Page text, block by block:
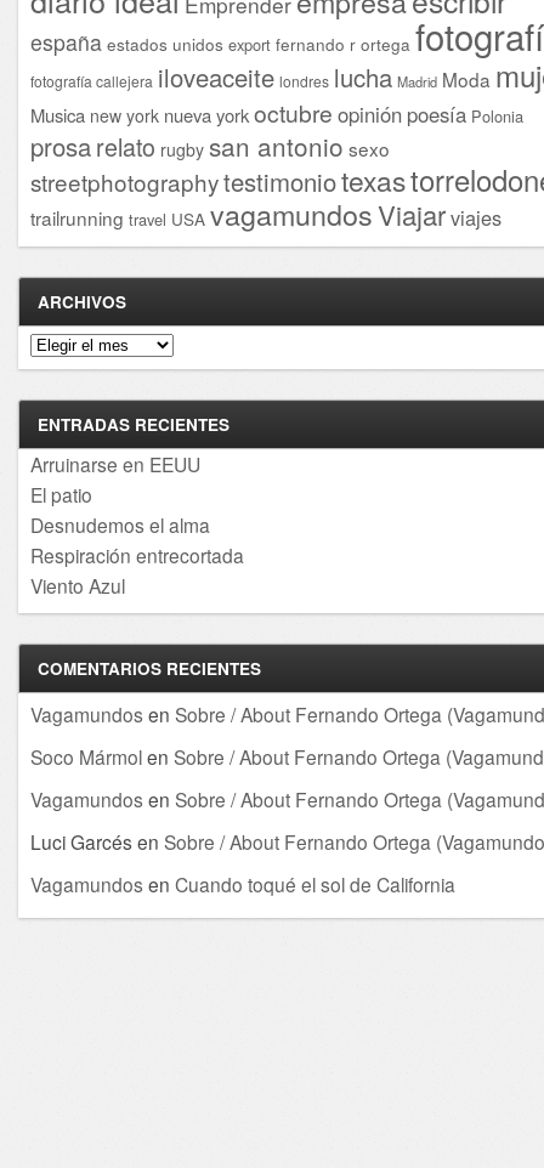
españa estados unidos export fernando r ortega
fotografía callejera iloveaceite londres lucha Madrid Moda
Musica new york nueva yorkoctubre opinión poesía Polonia
prosarelato rugby san antonio sexo
streetphotographytestimoniotexas
trailrunning travel USA vagamundosViajarviajes
ARCHIVOS
Archivos
ENTRADAS RECIENTES
Arruinarse en EEUU
El patio
Desnudemos el alma
Respiración entrecortada
Viento Azul
COMENTARIOS RECIENTES
Vagamundos en Sobre / About Fernando Ortega
Soco Mármolen Sobre / About Fernando Ortega
Vagamundos en Sobre / About Fernando Ortega
Luci Garcés en Sobre / About Fernando Ortega
Vagamundos en Cuando toqué el sol de California